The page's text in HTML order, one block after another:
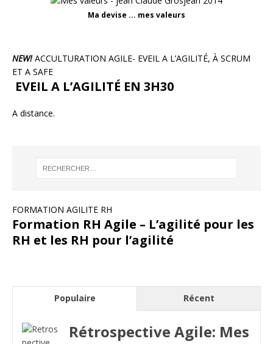
Ma devise ... mes valeurs
NEW!ACCULTURATION AGILE- EVEIL A L’AGILITÉ, À SCRUM
ET A SAFE
EVEIL A L’AGILITÉ EN 3H30
A distance.
FORMATION AGILITE RH
Formation RH Agile – L’agilité pour les
RH et les RH pour l’agilité
Populaire Récent
Rétrospective Agile: Mes